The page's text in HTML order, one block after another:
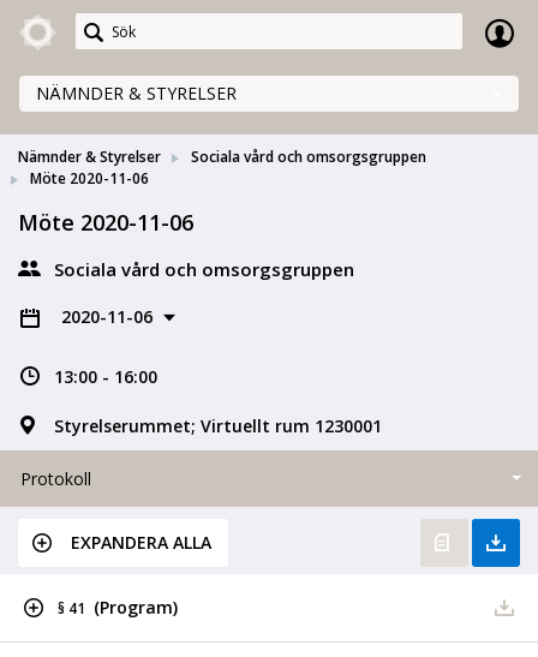
Meetings+
NÄMNDER & STYRELSER
Nämnder & Styrelser
Sociala vård och omsorgsgruppen
Möte 2020-11-06
Möte 2020-11-06
Sociala vård och omsorgsgruppen
2020-11-06
13:00 - 16:00
Styrelserummet; Virtuellt rum 1230001
Protokoll
EXPANDERA ALLA
§ 41 (Program)